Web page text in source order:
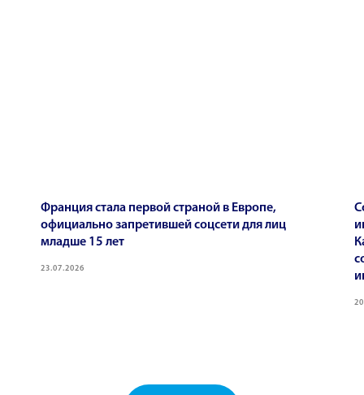
Франция стала первой страной в Европе,
официально запретившей соцсети для лиц
младше 15 лет
23.07.2026